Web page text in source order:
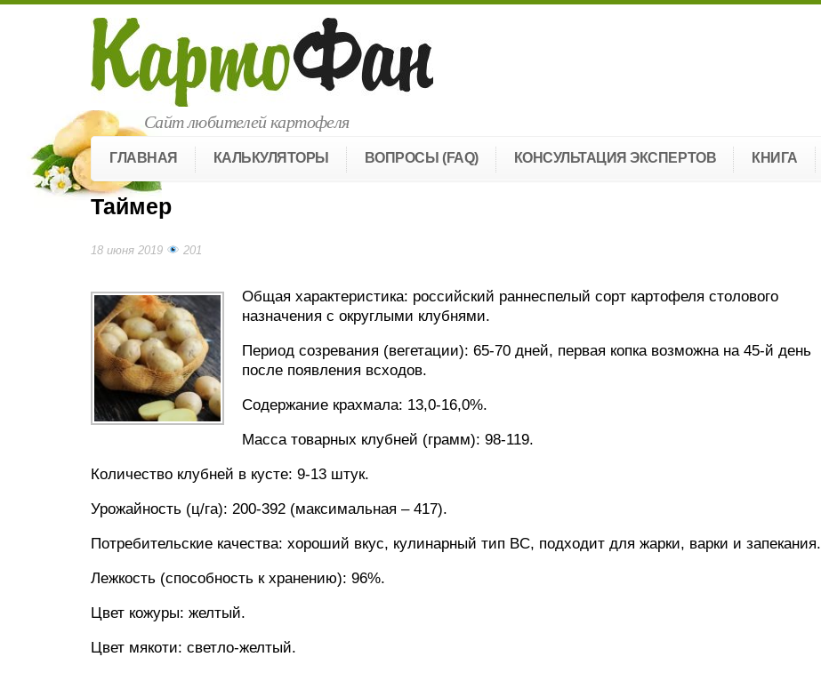
Сайт любителей картофеля
ГЛАВНАЯ КАЛЬКУЛЯТОРЫ ВОПРОСЫ (FAQ) КОНСУЛЬТАЦИЯ ЭКСПЕРТОВ КНИГА
Таймер
18 июня 2019 201
Общая характеристика: российский раннеспелый сорт картофеля столового
назначения с округлыми клубнями.
Период созревания (вегетации): 65-70 дней, первая копка возможна на 45-й день
после появления всходов.
Содержание крахмала: 13,0-16,0%.
Масса товарных клубней (грамм): 98-119.
Количество клубней в кусте: 9-13 штук.
Урожайность (ц/га): 200-392 (максимальная – 417).
Потребительские качества: хороший вкус, кулинарный тип BC, подходит для жарки, варки и запекания.
Лежкость (способность к хранению): 96%.
Цвет кожуры: желтый.
Цвет мякоти: светло-желтый.